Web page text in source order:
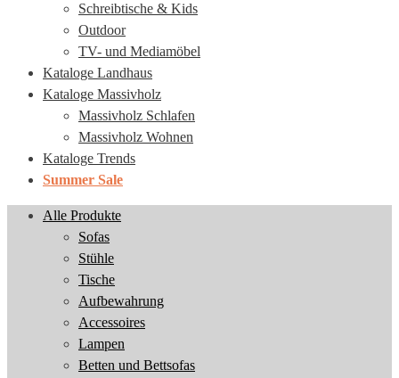
Schreibtische & Kids
Outdoor
TV- und Mediamöbel
Kataloge Landhaus
Kataloge Massivholz
Massivholz Schlafen
Massivholz Wohnen
Kataloge Trends
Summer Sale
Alle Produkte
Sofas
Stühle
Tische
Aufbewahrung
Accessoires
Lampen
Betten und Bettsofas